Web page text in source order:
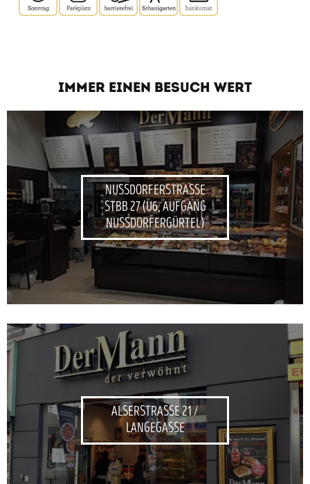
IMMER EINEN BESUCH WERT
NUSSDORFERSTRASSE
STBB 27 (U6, AUFGANG
NUSSDORFERGÜRTEL)
ALSERSTRASSE 21 /
LANGEGASSE